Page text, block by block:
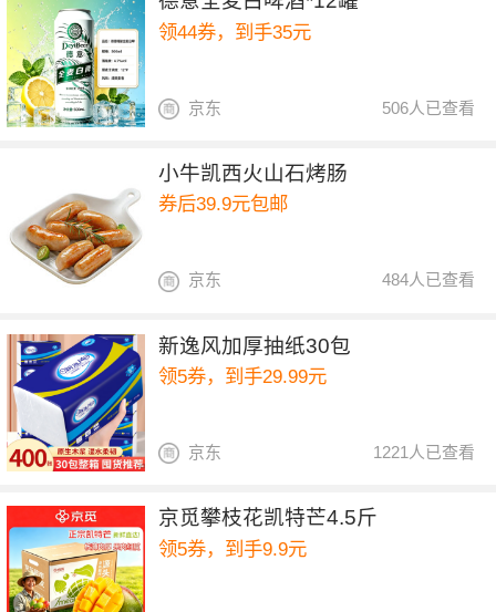
领44券，到手35元
506人已查看
京东
小牛凯西火山石烤肠
券后39.9元包邮
484人已查看
京东
新逸风加厚抽纸30包
领5券，到手29.99元
1221人已查看
京东
京觅攀枝花凯特芒4.5斤
领5券，到手9.9元